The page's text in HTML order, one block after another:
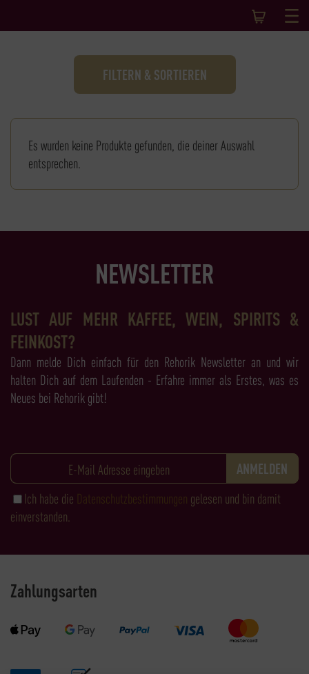
FILTERN & SORTIEREN
Es wurden keine Produkte gefunden, die deiner Auswahl
entsprechen.
NEWSLETTER
LUST AUF MEHR KAFFEE, WEIN, SPIRITS &
FEINKOST?
Dann melde Dich einfach für den Rehorik Newsletter an und wir
halten Dich auf dem Laufenden - Erfahre immer als Erstes, was es
Neues bei Rehorik gibt!
Ich habe die Datenschutzbestimmungen gelesen und bin damit
einverstanden.
Zahlungsarten